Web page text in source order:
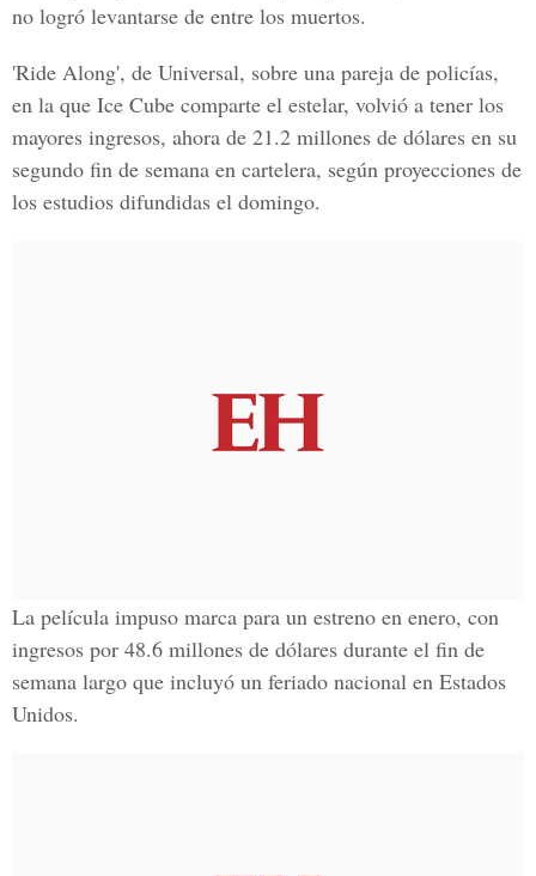
no logró levantarse de entre los muertos.
'Ride Along', de Universal, sobre una pareja de policías,
en la que Ice Cube comparte el estelar, volvió a tener los
mayores ingresos, ahora de 21.2 millones de dólares en su
segundo fin de semana en cartelera, según proyecciones de
los estudios difundidas el domingo.
La película impuso marca para un estreno en enero, con
ingresos por 48.6 millones de dólares durante el fin de
semana largo que incluyó un feriado nacional en Estados
Unidos.